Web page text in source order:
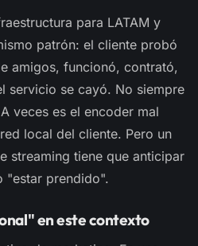
para LATAM y
patrón: el cliente probó
amigos, funcionó, contrató,
servicio se cayó. No siempre
veces es el encoder mal
local del cliente. Pero un
streaming tiene que anticipar
"estar prendido".
en este contexto